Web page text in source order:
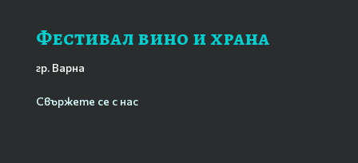
Фестивал вино и храна
гр. Варна
Свържете се с нас